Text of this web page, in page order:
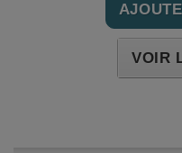
VOIR